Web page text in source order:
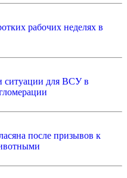
рабочих неделях в
ситуации для ВСУ в
после призывов к